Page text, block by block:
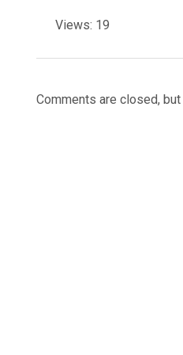
Views: 19
02
Comments are closed, but